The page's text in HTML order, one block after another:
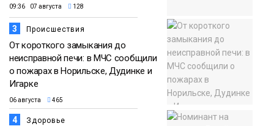
09:36 07 августа 128
3 Происшествия
От короткого замыкания до
неисправной печи: в МЧС сообщили
о пожарах в Норильске, Дудинке и
Игарке
06 августа 465
4 Здоровье